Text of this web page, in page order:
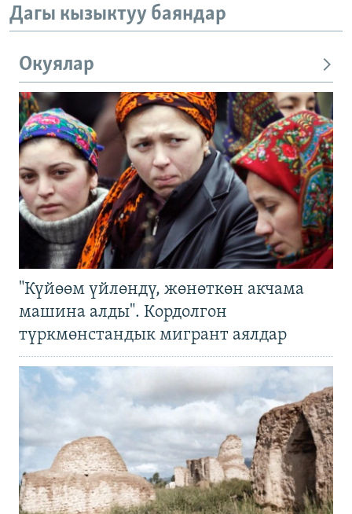
Дагы кызыктуу баяндар
Окуялар
"Күйөөм үйлөндү, жөнөткөн акчама
машина алды". Кордолгон
түркмөнстандык мигрант аялдар